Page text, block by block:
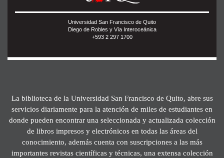
Universidad San Francisco de Quito
Diego de Robles y Vía Interoceánica
+593 2 297 1700
La biblioteca de la Universidad San Francisco de Quito, abre sus
servicios diariamente para la atención de miles de estudiantes en
donde pueden encontrar una seleccionada y actualizada colección
de libros impresos y electrónicos en todas las áreas del
conocimiento, además cuenta con suscripciones a las más
importantes revistas científicas y técnicas, una extensa colección